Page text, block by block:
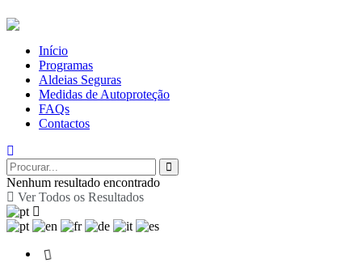
Início
Programas
Aldeias Seguras
Medidas de Autoproteção
FAQs
Contactos
Nenhum resultado encontrado
Ver Todos os Resultados